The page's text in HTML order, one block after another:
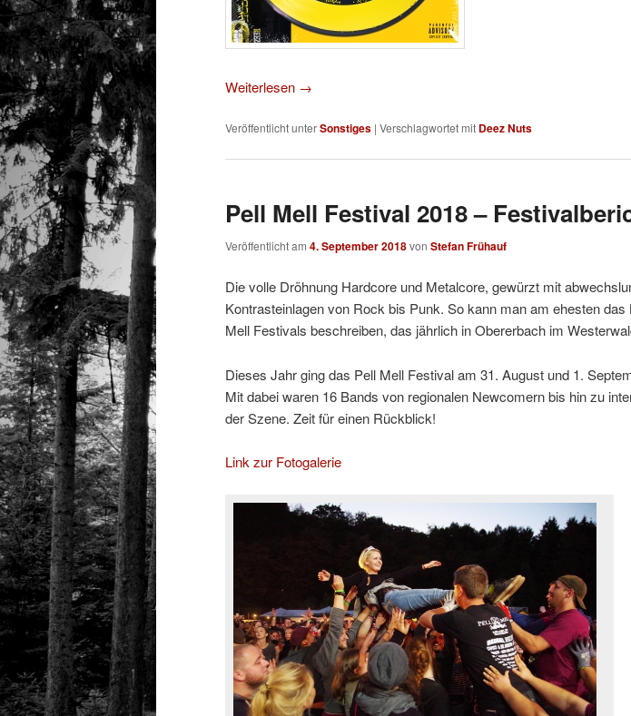
Weiterlesen →
Veröffentlicht unterSonstiges | Verschlagwortet mit Deez Nuts
Pell Mell Festival 2018 –
Veröffentlicht am 4. September 2018von Stefan Frühauf
Die volle Dröhnung Hardcore und Metalcore, gewürzt mit
Kontrasteinlagen von Rock bis Punk. So kann man am ehesten das
Mell Festivals beschreiben, das jährlich in Obererbach im
Dieses Jahr ging das Pell Mell Festival am 31. August und 1.
Mit dabei waren 16 Bands von regionalen Newcomern bis hin zu
der Szene. Zeit für einen Rückblick!
Link zur Fotogalerie